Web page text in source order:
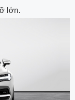
lớn.